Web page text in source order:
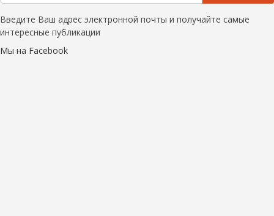
Введите Ваш адрес электронной почты и получайте самые
интересные публикации
Мы на Facebook